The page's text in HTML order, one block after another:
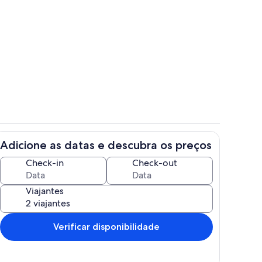
Quarto
Adicione as datas e descubra os preços
Check-in Check-out
Viajantes
Verificar disponibilidade